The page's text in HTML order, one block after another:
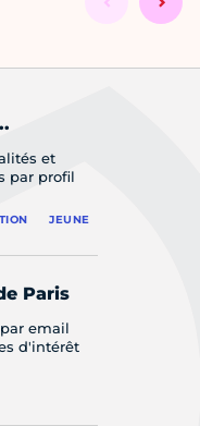
et
par profil
JEUNE
Paris
email
d'intérêt